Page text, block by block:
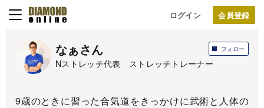
ログイン
フォロー
なぁさん
Nストレッチ代表 ストレッチトレーナー
9歳のときに習った合気道をきっかけに武術と人体の